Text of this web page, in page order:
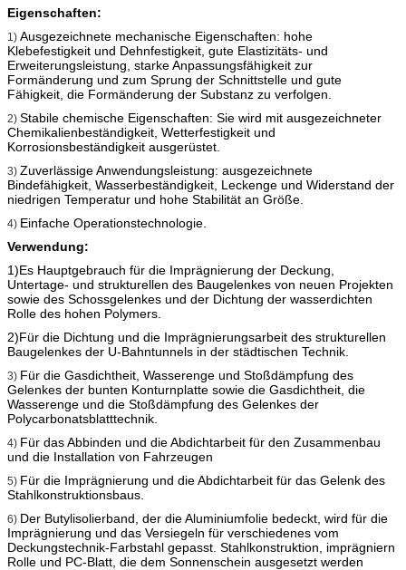
Eigenschaften:
1) Ausgezeichnete mechanische Eigenschaften: hohe
Klebefestigkeit und Dehnfestigkeit, gute Elastizitäts- und
Erweiterungsleistung, starke Anpassungsfähigkeit zur
Formänderung und zum Sprung der Schnittstelle und gute
Fähigkeit, die Formänderung der Substanz zu verfolgen.
2) Stabile chemische Eigenschaften: Sie wird mit ausgezeichneter
Chemikalienbeständigkeit, Wetterfestigkeit und
Korrosionsbeständigkeit ausgerüstet.
3) Zuverlässige Anwendungsleistung: ausgezeichnete
Bindefähigkeit, Wasserbeständigkeit, Leckenge und Widerstand der
niedrigen Temperatur und hohe Stabilität an Größe.
4) Einfache Operationstechnologie.
Verwendung:
1)Es Hauptgebrauch für die Imprägnierung der Deckung,
Untertage- und strukturellen des Baugelenkes von neuen Projekten
sowie des Schossgelenkes und der Dichtung der wasserdichten
Rolle des hohen Polymers.
2)Für die Dichtung und die Imprägnierungsarbeit des strukturellen
Baugelenkes der U-Bahntunnels in der städtischen Technik.
3) Für die Gasdichtheit, Wasserenge und Stoßdämpfung des
Gelenkes der bunten Konturnplatte sowie die Gasdichtheit, die
Wasserenge und die Stoßdämpfung des Gelenkes der
Polycarbonatsblatttechnik.
4) Für das Abbinden und die Abdichtarbeit für den Zusammenbau
und die Installation von Fahrzeugen
5) Für die Imprägnierung und die Abdichtarbeit für das Gelenk des
Stahlkonstruktionsbaus.
6) Der Butylisolierband, der die Aluminiumfolie bedeckt, wird für die
Imprägnierung und das Versiegeln für verschiedenes vom
Deckungstechnik-Farbstahl gepasst. Stahlkonstruktion, imprägniern
Rolle und PC-Blatt, die dem Sonnenschein ausgesetzt werden